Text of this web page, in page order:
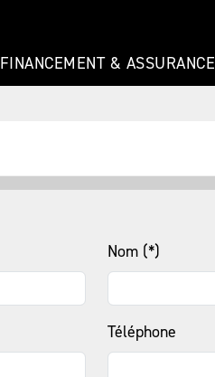
FINANCEMENT & ASSURANCE
Nom (*)
Téléphone